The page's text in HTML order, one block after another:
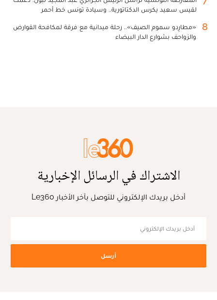
لقيس سعيد يكرس الدكتاتورية.. وسيادة تونس خط أحمر
8
«مطارِدو سموم الصيف».. رحلة ميدانية مع فرقة لمكافحة القوارض
والزواحف بشوارع الدار البيضاء
الاشتراك في الرسائل الإخبارية
أدخل بريدك الإلكتروني للتوصل بآخر الأخبار Le360
أرسل